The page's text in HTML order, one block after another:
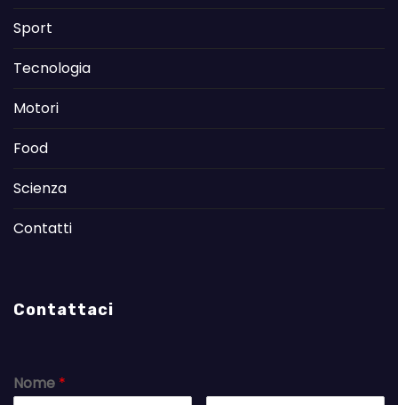
Sport
Tecnologia
Motori
Food
Scienza
Contatti
Contattaci
Nome *